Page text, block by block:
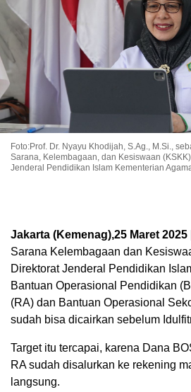
Foto:Prof. Dr. Nyayu Khodijah, S.Ag., M.Si.,
Sarana, Kelembagaan, dan Kesiswaan
Jenderal Pendidikan Islam Kementerian
Jakarta (Kemenag),25 Maret 2025
Sarana Kelembagaan dan
Direktorat Jenderal Pendidikan
Bantuan Operasional Pendidikan
(RA) dan Bantuan Operasional
sudah bisa dicairkan sebelum
Target itu tercapai, karena Dana
RA sudah disalurkan ke rekening
langsung.